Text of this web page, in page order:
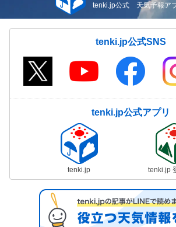
tenki.jp公式 天気予報ア
tenki.jp公式SNS
tenki.jp公式アプリ
tenki.jp tenki.jp